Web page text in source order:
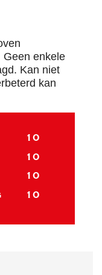
Geen enkele
Kan niet
kan
10
10
10
10